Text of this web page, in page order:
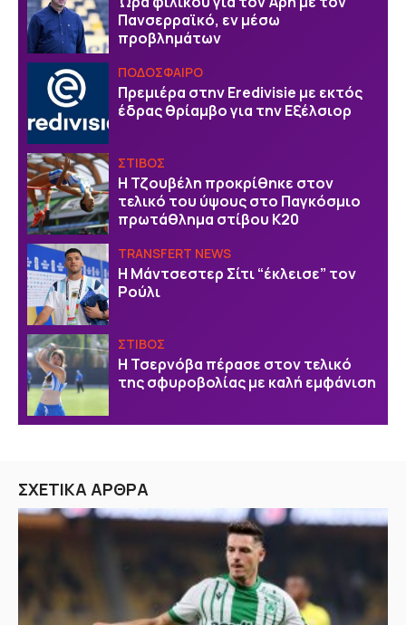
Πανσερραϊκό, εν μέσω
προβλημάτων
ΠΟΔΟΣΦΑΙΡΟ
Πρεμιέρα στην Eredivisie με εκτός
έδρας θρίαμβο για την Εξέλσιορ
ΣΤΙΒΟΣ
Η Τζουβέλη προκρίθηκε στον
τελικό του ύψους στο Παγκόσμιο
πρωτάθλημα στίβου Κ20
TRANSFERT NEWS
Η Μάντσεστερ Σίτι “έκλεισε” τον
Ρούλι
ΣΤΙΒΟΣ
Η Τσερνόβα πέρασε στον τελικό
της σφυροβολίας με καλή εμφάνιση
ΣΧΕΤΙΚΑ ΑΡΘΡΑ